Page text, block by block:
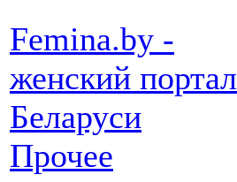
Femina.by -
женский портал
Беларуси
Прочее